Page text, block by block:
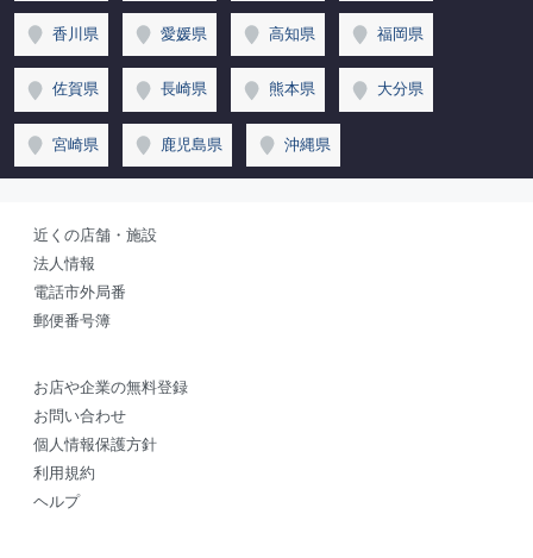
香川県 愛媛県 高知県 福岡県
佐賀県 長崎県 熊本県 大分県
宮崎県 鹿児島県 沖縄県
近くの店舗・施設
法人情報
電話市外局番
郵便番号簿
お店や企業の無料登録
お問い合わせ
個人情報保護方針
利用規約
ヘルプ